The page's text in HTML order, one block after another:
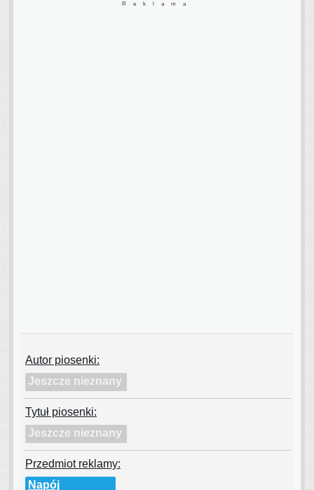
Reklama
Autor piosenki:
Jeszcze nieznany
Tytuł piosenki:
Jeszcze nieznany
Przedmiot reklamy:
Napój